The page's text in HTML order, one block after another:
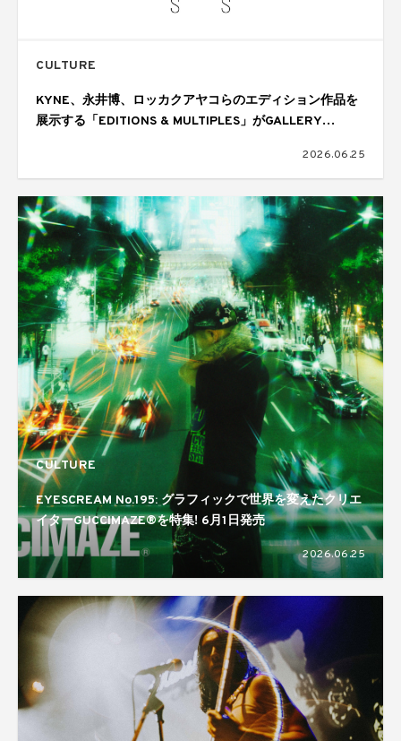
CULTURE
KYNE、永井博、ロッカクアヤコらのエディション作品を
展示する「EDITIONS & MULTIPLES」がGALLERY
2026.06.25
CULTURE
EYESCREAM No.195: グラフィックで世界を変えたクリエ
イターGUCCIMAZE®を特集! 6月1日発売
2026.06.25